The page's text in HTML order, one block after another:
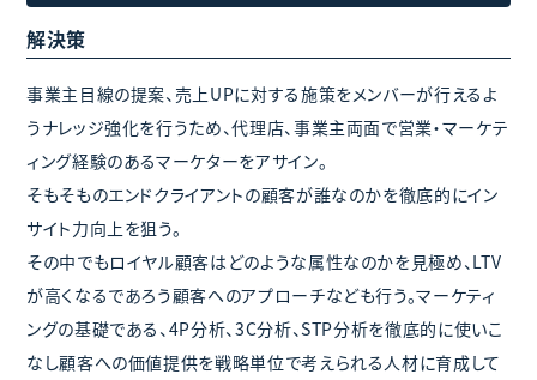
解決策
事業主目線の提案、売上UPに対する施策をメンバーが行えるよ
うナレッジ強化を行うため、代理店、事業主両面で営業・マーケテ
ィング経験のあるマーケターをアサイン。
そもそものエンドクライアントの顧客が誰なのかを徹底的にイン
サイト力向上を狙う。
その中でもロイヤル顧客はどのような属性なのかを見極め、LTV
が高くなるであろう顧客へのアプローチなども行う。マーケティ
ングの基礎である、4P分析、3C分析、STP分析を徹底的に使いこ
なし顧客への価値提供を戦略単位で考えられる人材に育成して